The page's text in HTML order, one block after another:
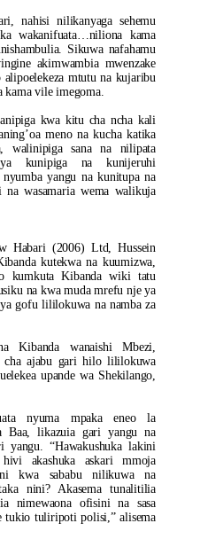
nahisi nilikanyaga sehemu
wakanifuata…niliona kama
Sikuwa nafahamu
akimwambia mwenzake
mtutu na kujaribu
kama vile imegoma.
kwa kitu cha ncha kali
meno na kucha katika
sana na nilipata
kunipiga na kunijeruhi
yangu na kunitupa na
na wasamaria wema walikuja
Habari (2006) Ltd, Hussein
kutekwa na kuumizwa,
kumkuta Kibanda wiki tatu
na kwa muda mrefu nje ya
gofu lililokuwa na namba za
Kibanda wanaishi Mbezi,
cha ajabu gari hilo lililokuwa
upande wa Shekilango,
nyuma mpaka eneo la
Baa, likazuia gari yangu na
yangu. “Hawakushuka lakini
akashuka askari mmoja
kwa sababu nilikuwa na
nini? Akasema tunalitilia
nimewaona ofisini na sasa
tukio tuliripoti polisi,” alisema